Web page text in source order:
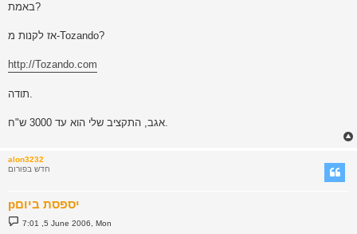
באמת?
אז לקנות מ-Tozando?
http://Tozando.com
תודה.
אגב, התקציב שלי הוא עד 3000 ש"ח.
alon3232
חדש בפורום
pיספסת ביום
P
o
7:01 ,5 June 2006, Mon